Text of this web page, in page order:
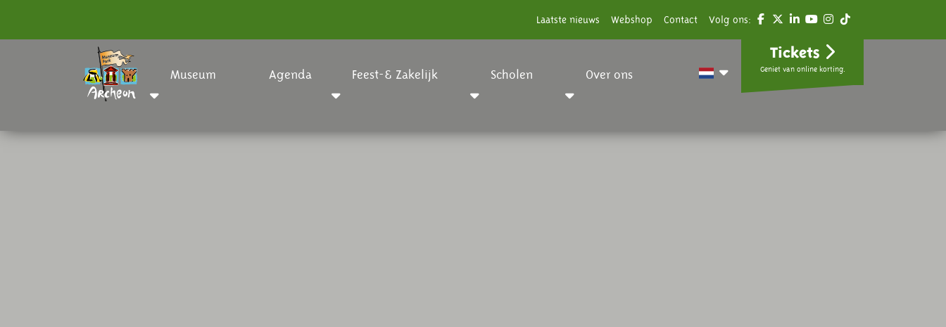
Laatste nieuws Webshop Contact Volg ons:
Museum Agenda Feest-& Zakelijk Scholen Over ons
Tickets
Geniet van online korting.